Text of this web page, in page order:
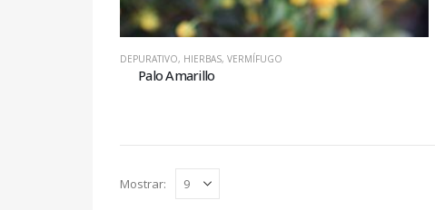
DEPURATIVO, HIERBAS, VERMÍFUGO
Palo Amarillo
Mostrar: